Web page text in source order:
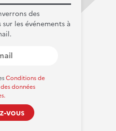
des
les événements à
Conditions de
données